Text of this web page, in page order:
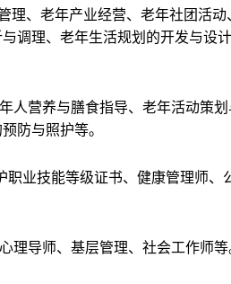
理、老年产业经营、老年社团活
调理、老年生活规划的开发与设
人营养与膳食指导、老年活动策
防与照护等。
职业技能等级证书、健康管理师
理导师、基层管理、社会工作师等